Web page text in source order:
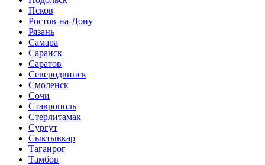
Псков
Ростов-на-Дону
Рязань
Самара
Саранск
Саратов
Северодвинск
Смоленск
Сочи
Ставрополь
Стерлитамак
Сургут
Сыктывкар
Таганрог
Тамбов